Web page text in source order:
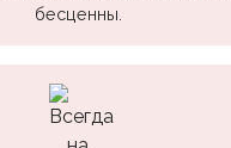
бесценны.